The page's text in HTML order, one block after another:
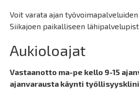
Voit varata ajan
Siikajoen paikalliseen
Aukioloajat
Vastaanotto ma-pe kello 9-15
ajanvarausta käynti